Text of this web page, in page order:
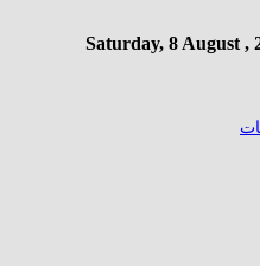
Saturday, 8 August ,